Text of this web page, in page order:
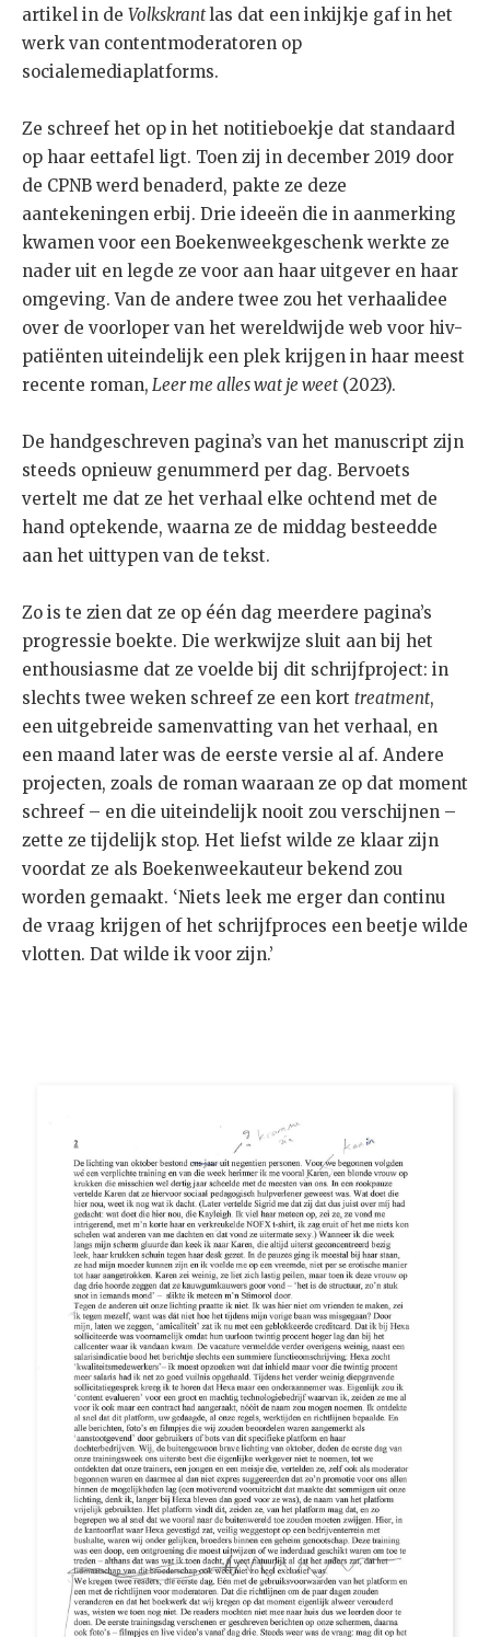
artikel in de Volkskrantlas dat een inkijkje gaf in het
werk van contentmoderatoren op
socialemediaplatforms.
Ze schreef het op in het notitieboekje dat standaard
op haar eettafel ligt. Toen zij in december 2019 door
de CPNB werd benaderd, pakte ze deze
aantekeningen erbij. Drie ideeën die in aanmerking
kwamen voor een Boekenweekgeschenk werkte ze
nader uit en legde ze voor aan haar uitgever en haar
omgeving. Van de andere twee zou het verhaalidee
over de voorloper van het wereldwijde web voor hiv-
patiënten uiteindelijk een plek krijgen in haar meest
recente roman, Leer me alles wat je weet(2023).
De handgeschreven pagina’s van het manuscript zijn
steeds opnieuw genummerd per dag. Bervoets
vertelt me dat ze het verhaal elke ochtend met de
hand optekende, waarna ze de middag besteedde
aan het uittypen van de tekst.
Zo is te zien dat ze op één dag meerdere pagina’s
progressie boekte. Die werkwijze sluit aan bij het
enthousiasme dat ze voelde bij dit schrijfproject: in
slechts twee weken schreef ze een kort treatment,
een uitgebreide samenvatting van het verhaal, en
een maand later was de eerste versie al af. Andere
projecten, zoals de roman waaraan ze op dat moment
schreef – en die uiteindelijk nooit zou verschijnen –
zette ze tijdelijk stop. Het liefst wilde ze klaar zijn
voordat ze als Boekenweekauteur bekend zou
worden gemaakt. ‘Niets leek me erger dan continu
de vraag krijgen of het schrijfproces een beetje wilde
vlotten. Dat wilde ik voor zijn.’